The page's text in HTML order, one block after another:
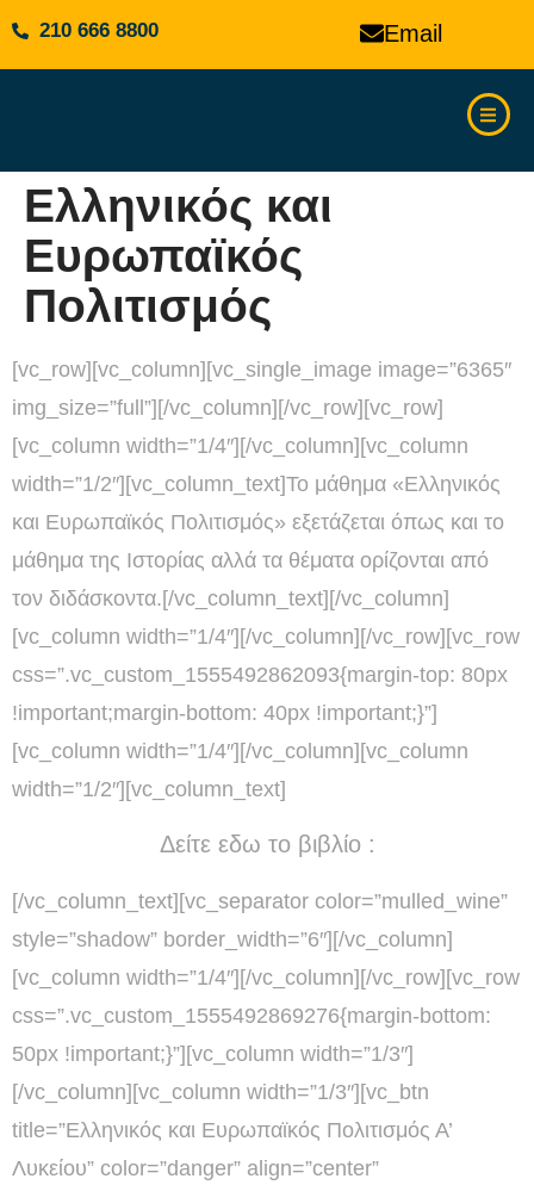
210 666 8800 Email
Ελληνικός και
Ευρωπαϊκός
Πολιτισμός
[vc_row][vc_column][vc_single_image image=”6365″
img_size=”full”][/vc_column][/vc_row][vc_row]
[vc_column width=”1/4″][/vc_column][vc_column
width=”1/2″][vc_column_text]Το μάθημα «Ελληνικός
και Ευρωπαϊκός Πολιτισμός» εξετάζεται όπως και το
μάθημα της Ιστορίας αλλά τα θέματα ορίζονται από
τον διδάσκοντα.[/vc_column_text][/vc_column]
[vc_column width=”1/4″][/vc_column][/vc_row][vc_row
css=”.vc_custom_1555492862093{margin-top: 80px
!important;margin-bottom: 40px !important;}”]
[vc_column width=”1/4″][/vc_column][vc_column
width=”1/2″][vc_column_text]
Δείτε εδω το βιβλίο :
[/vc_column_text][vc_separator color=”mulled_wine”
style=”shadow” border_width=”6″][/vc_column]
[vc_column width=”1/4″][/vc_column][/vc_row][vc_row
css=”.vc_custom_1555492869276{margin-bottom:
50px !important;}”][vc_column width=”1/3″]
[/vc_column][vc_column width=”1/3″][vc_btn
title=”Ελληνικός και Ευρωπαϊκός Πολιτισμός Α’
Λυκείου” color=”danger” align=”center”